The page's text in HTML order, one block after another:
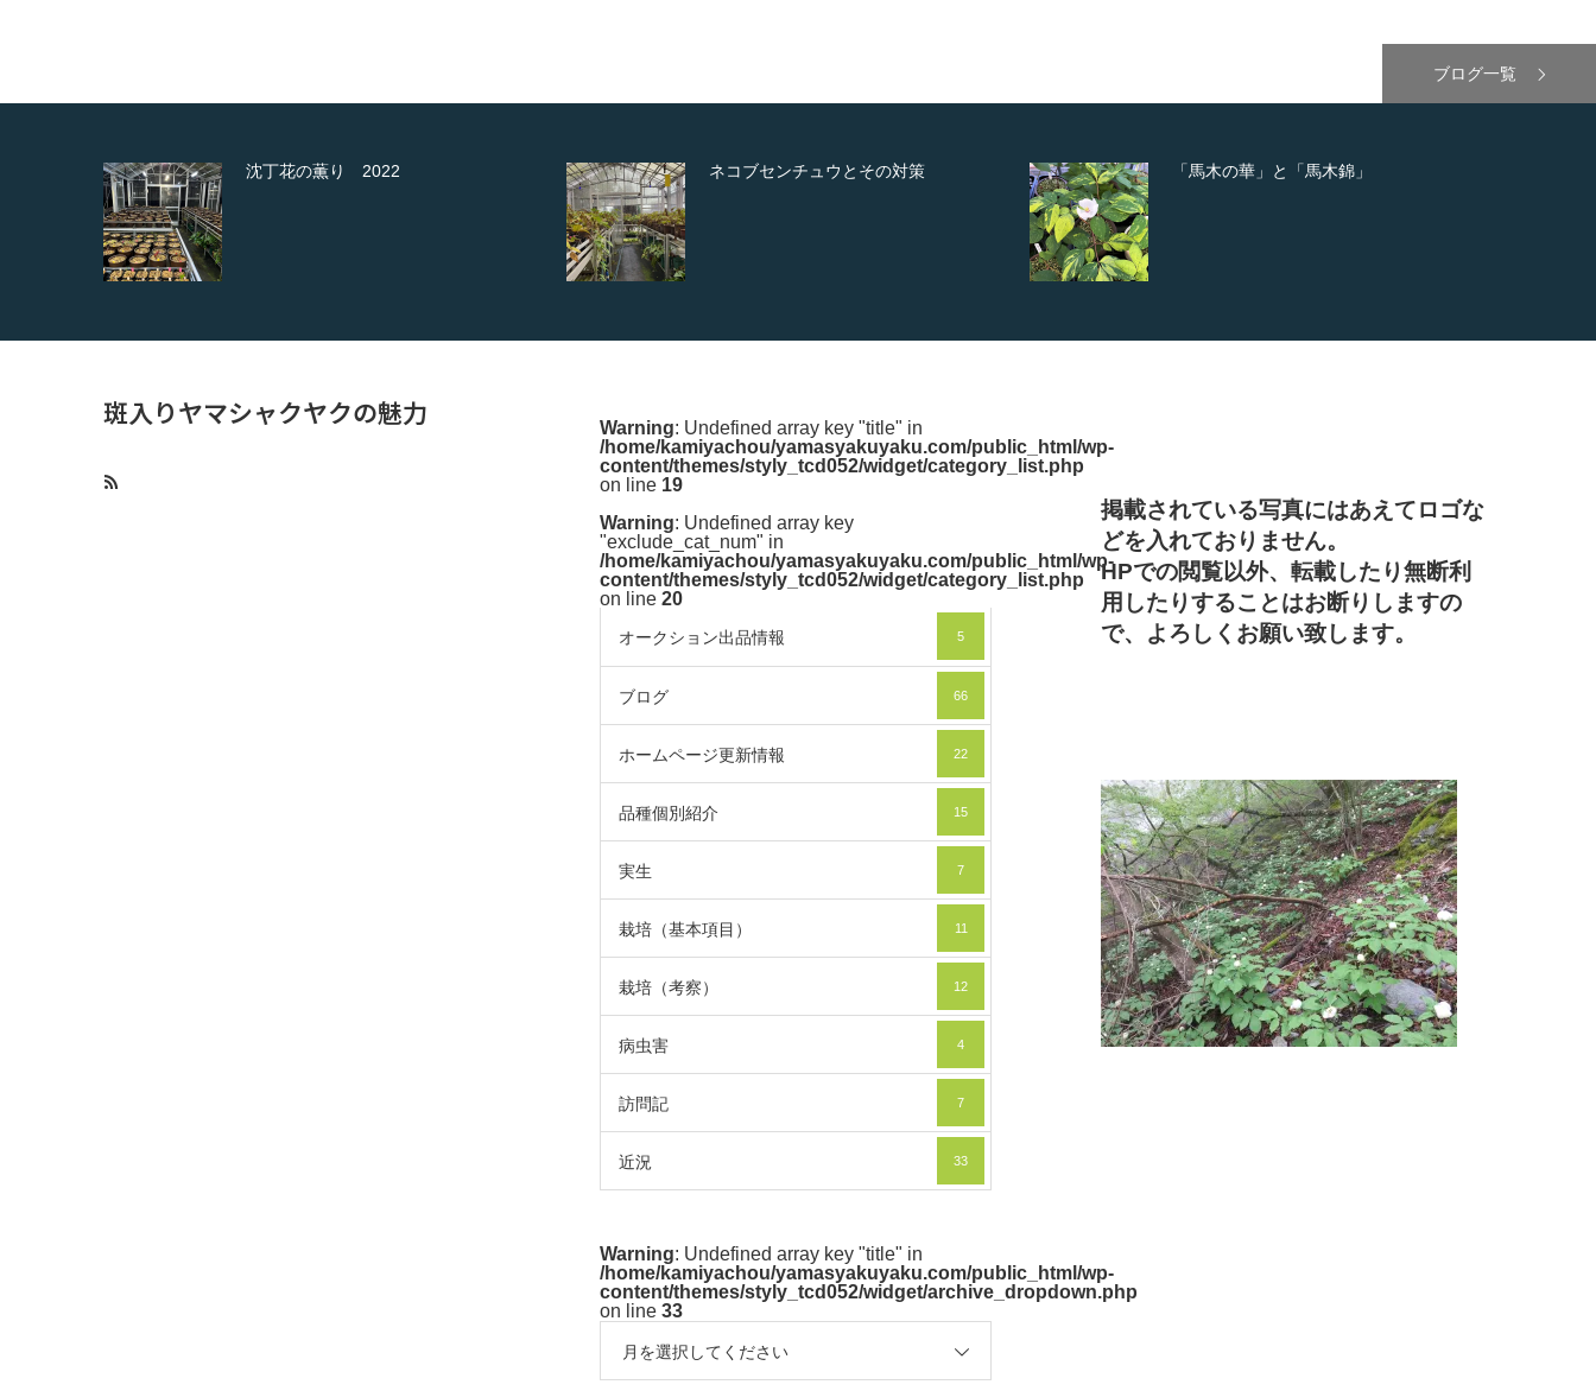
ブログ一覧
沈丁花の薫り 2022 ネコブセンチュウとその対策 「馬木の華」と「馬木錦」
斑入りヤマシャクヤクの魅力 Warning: Undefined array key "title" in
/home/kamiyachou/yamasyakuyaku.com/public_html/wp-
content/themes/styly_tcd052/widget/category_list.php
on line 19
Warning: Undefined array key
"exclude_cat_num" in
/home/kamiyachou/yamasyakuyaku.com/public_html/wp-
content/themes/styly_tcd052/widget/category_list.php
on line 20
オークション出品情報 5
ブログ 66
ホームページ更新情報 22
品種個別紹介 15
実生 7
栽培（基本項目） 11
栽培（考察） 12
病虫害 4
訪問記 7
近況 33
Warning: Undefined array key "title" in
/home/kamiyachou/yamasyakuyaku.com/public_html/wp-
content/themes/styly_tcd052/widget/archive_dropdown.php
on line 33
月を選択してください
掲載されている写真にはあえてロゴな
どを入れておりません。
HPでの閲覧以外、転載したり無断利
用したりすることはお断りしますの
で、よろしくお願い致します。